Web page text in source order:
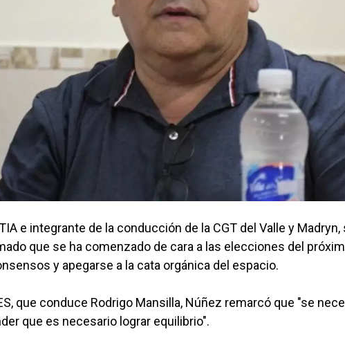
e integrante de la conducción de la CGT del Valle y
que se ha comenzado de cara a las elecciones del
y apegarse a la cata orgánica del espacio.
que conduce Rodrigo Mansilla, Núñez remarcó que "se
que es necesario lograr equilibrio".